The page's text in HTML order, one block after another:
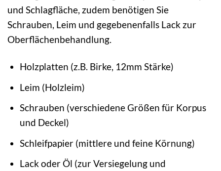
und Schlagfläche, zudem benötigen Sie
Schrauben, Leim und gegebenenfalls Lack zur
Oberflächenbehandlung.
Holzplatten (z.B. Birke, 12mm Stärke)
Leim (Holzleim)
Schrauben (verschiedene Größen für Korpus
und Deckel)
Schleifpapier (mittlere und feine Körnung)
Lack oder Öl (zur Versiegelung und